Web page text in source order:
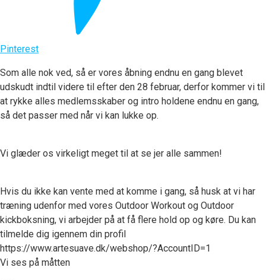
Pinterest
Som alle nok ved, så er vores åbning endnu en gang blevet
udskudt indtil videre til efter den 28 februar, derfor kommer vi til
at rykke alles medlemsskaber og intro holdene endnu en gang,
så det passer med når vi kan lukke op.
Vi glæder os virkeligt meget til at se jer alle sammen!
Hvis du ikke kan vente med at komme i gang, så husk at vi har
træning udenfor med vores Outdoor Workout og Outdoor
kickboksning, vi arbejder på at få flere hold op og køre. Du kan
tilmelde dig igennem din profil
https://www.artesuave.dk/webshop/?AccountID=1
Vi ses på måtten